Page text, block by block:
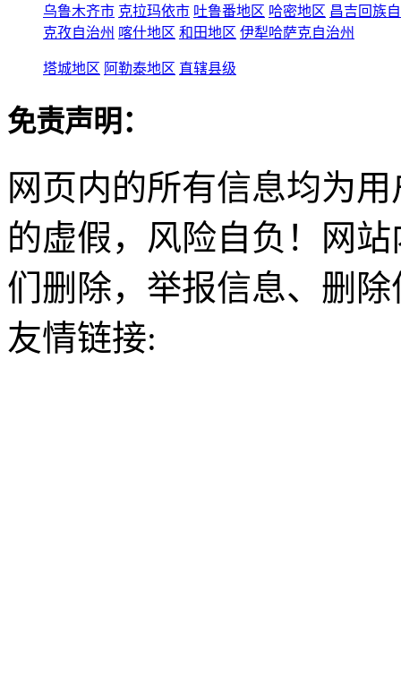
乌鲁木齐市 克拉玛依市 吐鲁番地区 哈密地区 昌吉回族
克孜自治州 喀什地区 和田地区 伊犁哈萨克自治州
塔城地区 阿勒泰地区 直辖县级
免责声明：
网页内的所有信息均为
的虚假，风险自负！网
们删除，举报信息、删
友情链接: